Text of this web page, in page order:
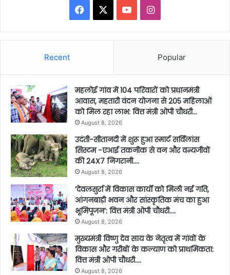
Facebook YouTubeInstagram
Recent Popular
महलोई गांव में 104 परिवारों को प्रधानमंत्री
आवास, महतारी वंदन योजना से 205 महिलाओं
को मिल रहा लाभ: वित्त मंत्री ओपी चौधरी…
August 8, 2026
उदंती-सीतानदी में शुरू हुआ स्मार्ट सर्विलांस
सिस्टम -एआई तकनीक से वन और वन्यजीवों
की 24X7 निगरानी….
August 8, 2026
’देवलसुर्रा में विकास कार्यों को मिली नई गति,
आंगनबाड़ी भवन और सांस्कृतिक मंच का हुआ
भूमिपूजन’: वित्त मंत्री ओपी चौधरी….
August 8, 2026
मुख्यमंत्री विष्णु देव साय के नेतृत्व में गांवों के
विकास और गरीबों के कल्याण को प्राथमिकता:
वित्त मंत्री ओपी चौधरी….
August 8, 2026